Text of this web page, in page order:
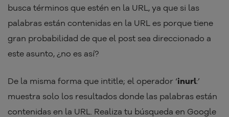
busca términos que estén en la URL, ya que si las
palabras están contenidas en la URL es porque tiene
gran probabilidad de que el post sea direccionado a
este asunto, ¿no es así?
De la misma forma que intitle; el operador ‘inurl:’
muestra solo los resultados donde las palabras están
contenidas en la URL. Realiza tu búsqueda en Google